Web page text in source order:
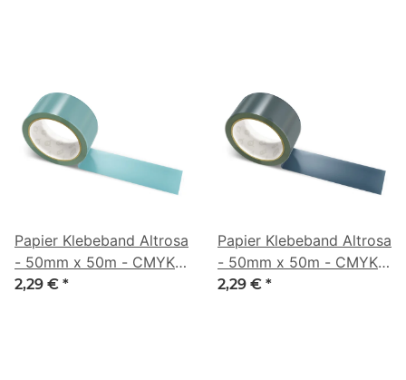
Papier Klebeband Altrosa
- 50mm x 50m - CMYK
44/6/0/44
2,29 € *
Papier Klebeband Altrosa
- 50mm x 50m - CMYK
47/21/0/73
2,29 € *